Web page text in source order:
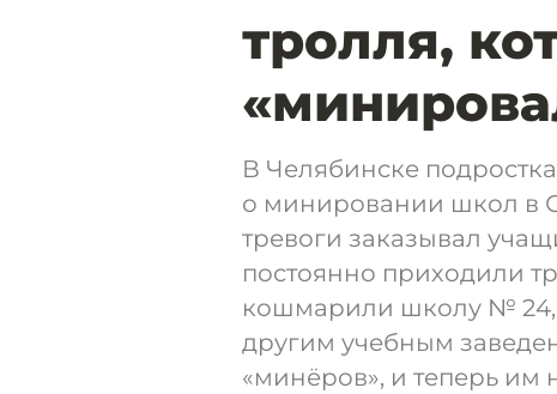
тролля,
В Челябинске
о минировании школ в
тревоги заказывал
постоянно приходили
кошмарили школу № 24,
другим учебным
«минёров», и теперь им